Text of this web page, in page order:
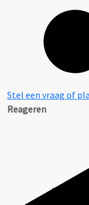
Stel een vraag of
Reageren